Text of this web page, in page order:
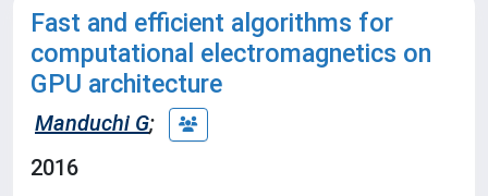
Fast and efficient algorithms for
computational electromagnetics on
GPU architecture
Manduchi G;
2016